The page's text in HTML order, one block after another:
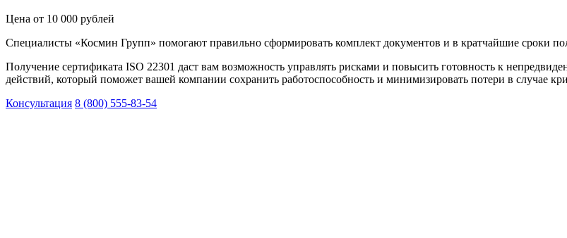
Цена от 10 000 рублей
Специалисты «Космин Групп» помогают правильно сформировать комплект документов и в кратчайшие сроки
Получение сертификата ISO 22301 даст вам возможность управлять рисками и повысить готовность к
действий, который поможет вашей компании сохранить работоспособность и минимизировать потери в случае
Консультация 8 (800) 555-83-54